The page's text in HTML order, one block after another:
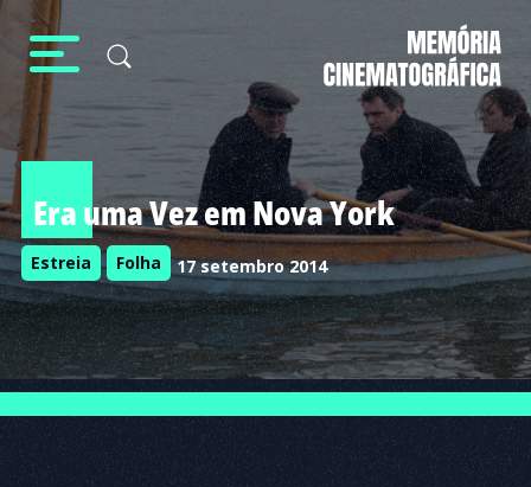
Era uma Vez em Nova York
Estreia Folha 17 setembro 2014